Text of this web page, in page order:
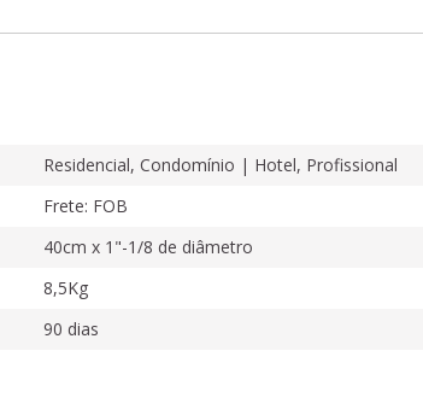
Residencial, Condomínio | Hotel, Profissional
Frete: FOB
40cm x 1"-1/8 de diâmetro
8,5Kg
90 dias